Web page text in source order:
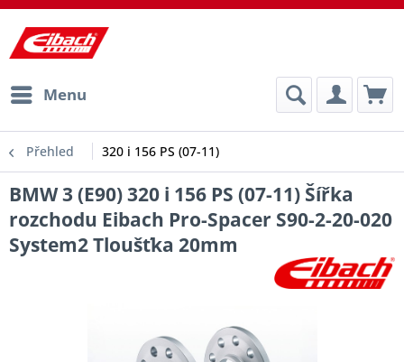
Menu
Přehled 320 i 156 PS (07-11)
BMW 3 (E90) 320 i 156 PS (07-11) Šířka
rozchodu Eibach Pro-Spacer S90-2-20-020
System2 Tloušťka 20mm